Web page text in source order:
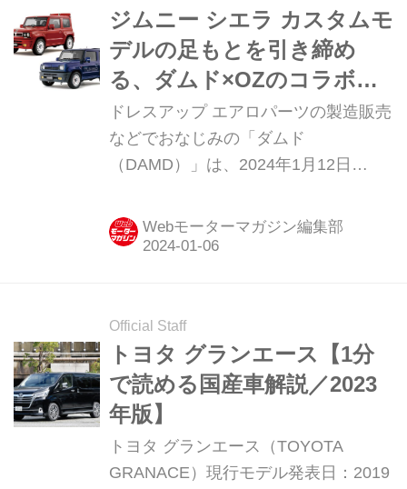
ジムニー シエラ カスタムモ
デルの足もとを引き締め
る、ダムド×OZのコラボホ
イールが登場。東京オート
サロン2024を見逃すな！
ドレスアップ エアロパーツの製造販売
などでおなじみの「ダムド
（DAMD）」は、2024年1月12日
ッセで開催される「東京オートサロン
2024（以下、TAS）」での出展概要を
ハッチにデコレートしたユニークモデ
ルも登場。その足もとを飾るのは、オ
ーゼット ジャパンとのコラボレーショ
ンホイール「OZ Rally Racing 4x4」
だ。
Webモーターマガジン編集部
Official Staff
トヨタ グランエース【1分
で読める国産車解説／2023
年版】
トヨタ グランエース（TOYOTA
GRANACE）現行モデル発表日：2019